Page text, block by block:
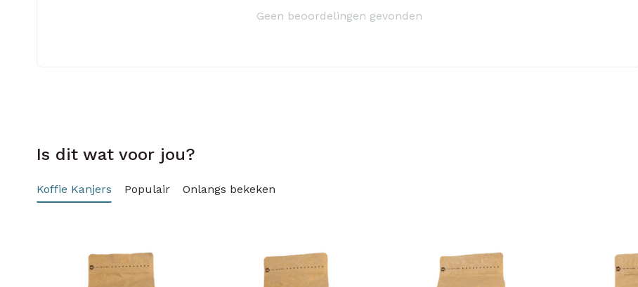
Geen beoordelingen gevonden
Is dit wat voor jou?
Koffie Kanjers Populair Onlangs bekeken